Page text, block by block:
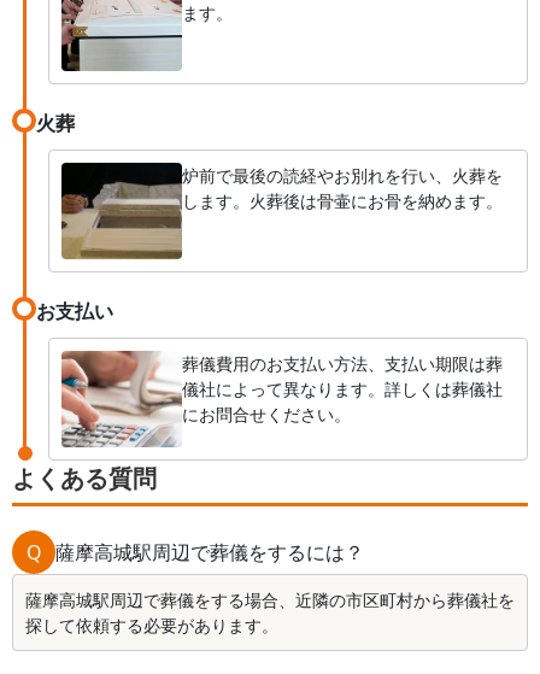
ます。
火葬
炉前で最後の読経やお別れを行い、火葬を
します。火葬後は骨壷にお骨を納めます。
お支払い
葬儀費用のお支払い方法、支払い期限は葬
儀社によって異なります。詳しくは葬儀社
にお問合せください。
よくある質問
Q 薩摩高城駅周辺で葬儀をするには？
薩摩高城駅周辺で葬儀をする場合、近隣の市区町村から葬儀社を
探して依頼する必要があります。